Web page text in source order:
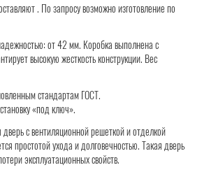
. По запросу возможно изготовление по
от 42 мм. Коробка выполнена с
высокую жесткость конструкции. Вес
стандартам ГОСТ.
«под ключ».
дверь с вентиляционной решеткой и отделкой
простотой ухода и долговечностью. Такая дверь
эксплуатационных свойств.